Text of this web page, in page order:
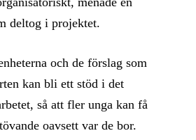
deltog i projektet.
och de förslag som
kan bli ett stöd i det
så att fler unga kan få
oavsett var de bor.